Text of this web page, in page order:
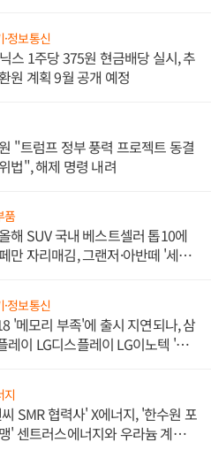
·정보통신
스 1주당 375원 현금배당 실시, 추
원 계획 9월 공개 예정
"트럼프 정부 풍력 프로젝트 동결
법", 해제 명령 내려
품
해 SUV 국내 베스트셀러 톱10에
만 자리매김, 그랜저·아반떼 '세단
·정보통신
'메모리 부족'에 출시 지연되나, 삼
레이 LG디스플레이 LG이노텍 '탈
지
SMR 협력사' X에너지, '한수원 포
' 센트러스에너지와 우라늄 계약